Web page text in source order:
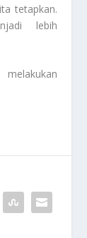
tetapkan.
lebih